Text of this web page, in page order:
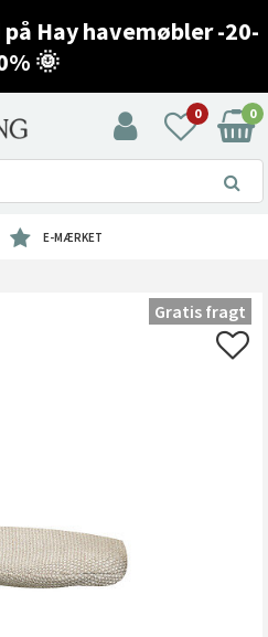
Hay havemøbler -20-
🌞
0 0
E-MÆRKET
Gratis fragt